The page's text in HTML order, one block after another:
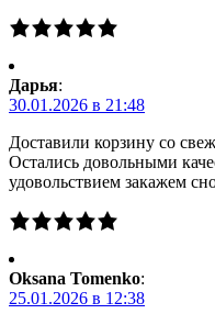
Дарья:
30.01.2026 в 21:48
Доставили корзину со
Остались довольными
удовольствием закажем
Oksana Tomenko:
25.01.2026 в 12:38